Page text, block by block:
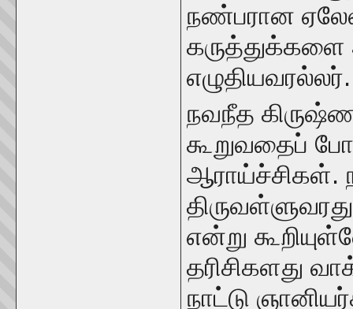
நண்பரான
கருத்துக்களை
எழுதியவரல்லர்.
நவநீத
கூறுவதைப்
ஆராய்ச்சிகள்.
என்று
தரிசிகளது
நாட்டு